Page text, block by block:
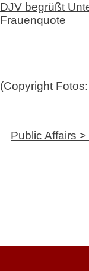
DJV begrüßt
Frauenquote
(Copyright
Public Affairs